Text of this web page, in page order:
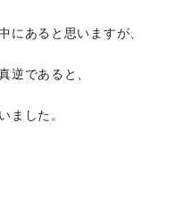
にあると思いますが、
逆であると、
ました。